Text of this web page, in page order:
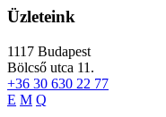
Üzleteink
1117 Budapest
Bölcső utca 11.
+36 30 630 22 77
E M Q